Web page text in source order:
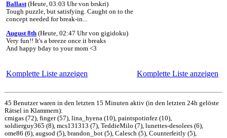
Ballast(Heute, 03:03 Uhr von brskri)
Tough puzzle, but satisfying. Caught on to the
concept needed for break-in...
August 8th(Heute, 02:47 Uhr von gigidoku)
Very fun!! It's a breeze once it breaks
And happy bday to your mom <3
Komplette Liste anzeigen Komplette Liste anzeigen
45 Benutzer waren in den letzten 15 Minuten aktiv (in den letzten 24h gelöste
Rätsel in Klammern):
cmigas (72), finger (57), lina_hyena (10), paintspotinfez (10),
soldierguy365 (8), mcs131313 (7), TeddieMilo (7), lunettes-desolees (6),
ome86 (6), augsod (5), brandon_bot (5), Calesch (5), Counterfeitly (5),